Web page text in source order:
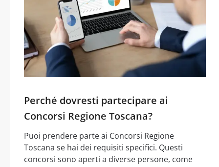
Perché dovresti partecipare ai
Concorsi Regione Toscana?
Puoi prendere parte ai Concorsi Regione
Toscana se hai dei requisiti specifici. Questi
concorsi sono aperti a diverse persone, come